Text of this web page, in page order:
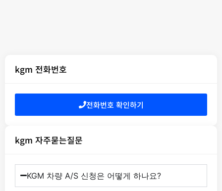
kgm 전화번호
전화번호 확인하기
kgm 자주묻는질문
KGM 차량 A/S 신청은 어떻게 하나요?